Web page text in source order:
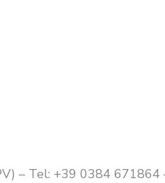
– Tel: +39 0384 671864